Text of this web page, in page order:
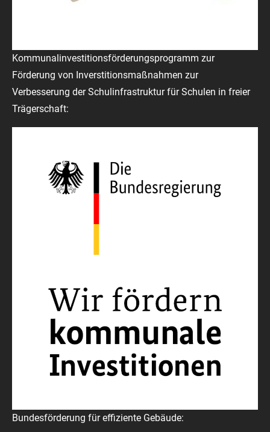
Kommunalinvestitionsförderungsprogramm zur
Förderung von Inverstitionsmaßnahmen zur
Verbesserung der Schulinfrastruktur für Schulen in freier
Trägerschaft:
Bundesförderung für effiziente Gebäude: